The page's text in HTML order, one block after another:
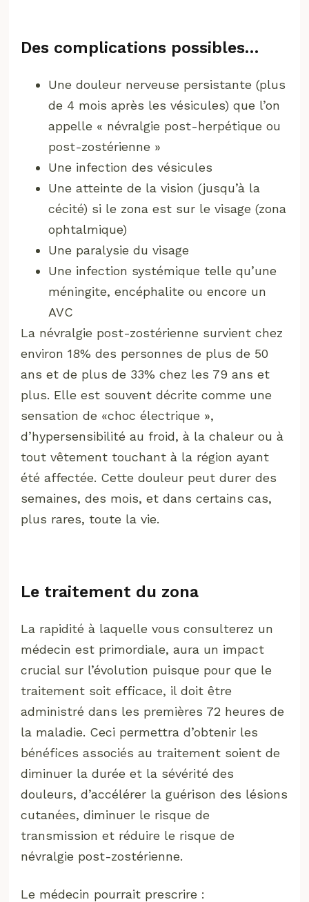
Des complications possibles…
Une douleur nerveuse persistante (plus
de 4 mois après les vésicules) que l’on
appelle « névralgie post-herpétique ou
post-zostérienne »
Une infection des vésicules
Une atteinte de la vision (jusqu’à la
cécité) si le zona est sur le visage (zona
ophtalmique)
Une paralysie du visage
Une infection systémique telle qu’une
méningite, encéphalite ou encore un
AVC
La névralgie post-zostérienne survient chez
environ 18% des personnes de plus de 50
ans et de plus de 33% chez les 79 ans et
plus. Elle est souvent décrite comme une
sensation de «choc électrique »,
d’hypersensibilité au froid, à la chaleur ou à
tout vêtement touchant à la région ayant
été affectée. Cette douleur peut durer des
semaines, des mois, et dans certains cas,
plus rares, toute la vie.
Le traitement du zona
La rapidité à laquelle vous consulterez un
médecin est primordiale, aura un impact
crucial sur l’évolution puisque pour que le
traitement soit efficace, il doit être
administré dans les premières 72 heures de
la maladie. Ceci permettra d’obtenir les
bénéfices associés au traitement soient de
diminuer la durée et la sévérité des
douleurs, d’accélérer la guérison des lésions
cutanées, diminuer le risque de
transmission et réduire le risque de
névralgie post-zostérienne.
Le médecin pourrait prescrire :